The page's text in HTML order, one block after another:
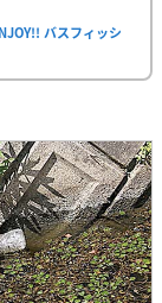
バスフィッシ